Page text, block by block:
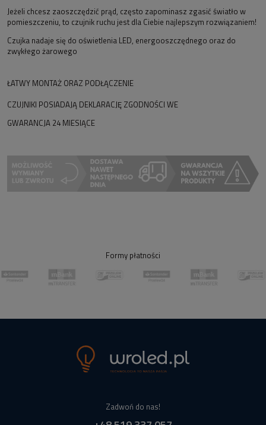
Jeżeli chcesz zaoszczędzić prąd, często zapominasz zgasić światło w
pomieszczeniu, to czujnik ruchu jest dla Ciebie najlepszym rozwiązaniem!
Czujka nadaje się do oświetlenia LED, energooszczędnego oraz do
zwykłego żarowego
ŁATWY MONTAŻ ORAZ PODŁĄCZENIE
CZUJNIKI POSIADAJĄ DEKLARACJĘ ZGODNOŚCI WE
GWARANCJA 24 MIESIĄCE
Formy płatności
Zadwoń do nas!